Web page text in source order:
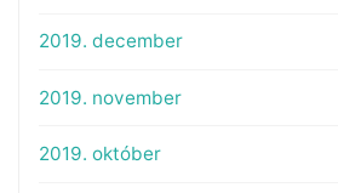
2019. december
2019. november
2019. október